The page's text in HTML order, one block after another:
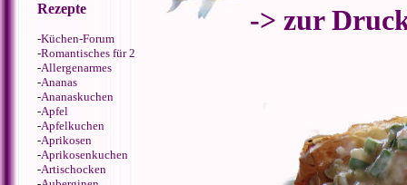
Rezepte
-Küchen-Forum
-Romantisches für 2
-Allergenarmes
-Ananas
-Ananaskuchen
-Apfel
-Apfelkuchen
-Aprikosen
-Aprikosenkuchen
-Artischocken
-> zur